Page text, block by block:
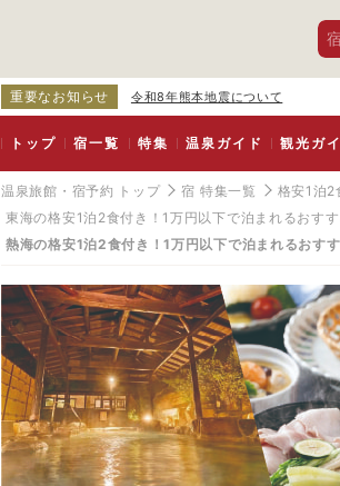
重要なお知らせ 令和8年熊本地震について
トップ 宿一覧 特集 温泉ガイド 観光ガ
温泉旅館・宿予約 トップ 宿 特集一覧 格安1泊2
東海の格安1泊2食付き！1万円以下で泊まれるおす
熱海の格安1泊2食付き！1万円以下で泊まれるおす
熱
海